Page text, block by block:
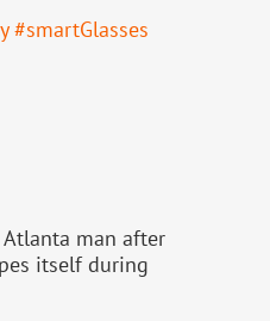
#smartGlasses
Atlanta man after
itself during